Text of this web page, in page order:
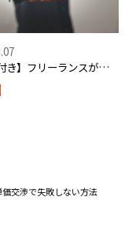
き】フリーランスが知
べきトラブル対策と相
トラブル110番徹底解説
交渉で失敗しない方法